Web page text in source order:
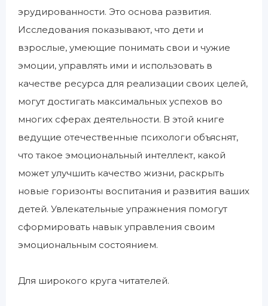
эрудированности. Это основа развития.
Исследования показывают, что дети и
взрослые, умеющие понимать свои и чужие
эмоции, управлять ими и использовать в
качестве ресурса для реализации своих целей,
могут достигать максимальных успехов во
многих сферах деятельности. В этой книге
ведущие отечественные психологи объяснят,
что такое эмоциональный интеллект, какой
может улучшить качество жизни, раскрыть
новые горизонты воспитания и развития ваших
детей. Увлекательные упражнения помогут
сформировать навык управления своим
эмоциональным состоянием.
Для широкого круга читателей.